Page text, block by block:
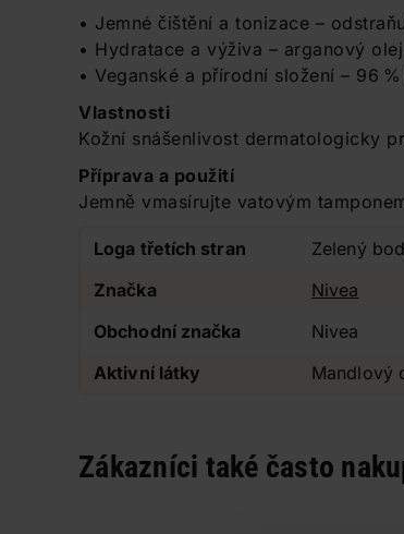
• Jemné čištění a tonizace –
• Hydratace a výživa – arganový
• Veganské a přírodní složení – 96
Vlastnosti
Kožní snášenlivost dermatologicky
Příprava a použití
Jemně vmasírujte vatovým
Loga třetích stran
Zelený bod
Značka
Nivea
Obchodní značka
Nivea
Aktivní látky
Mandlový
Zákazníci také často